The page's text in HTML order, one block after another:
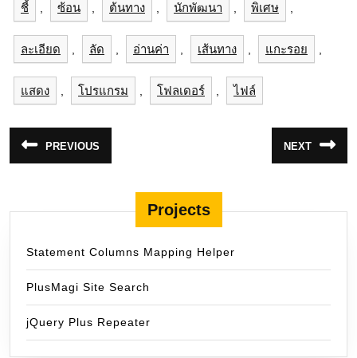
ชี้ ซ้อน ต้นทาง นักพัฒนา พิเศษ
ละเอียด ลัด อ่านค่า เส้นทาง แกะรอย
แสดง โปรแกรม โฟลเดอร์ ไฟล์
แนะแนว
เรื่อง
PREVIOUS
post:
NEXT
post:
Projects
Statement Columns Mapping Helper
PlusMagi Site Search
jQuery Plus Repeater